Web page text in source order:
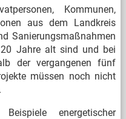
Kommunen,
aus dem Landkreis
Sanierungsmaßnahmen
Jahre alt sind und bei
der vergangenen fünf
müssen noch nicht
energetischer